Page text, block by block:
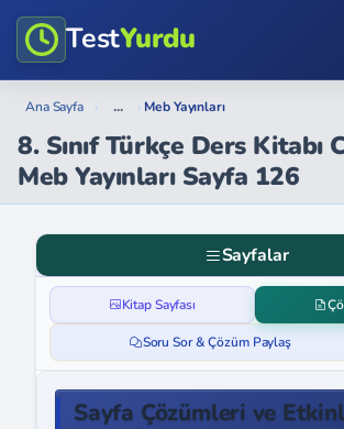
TestYurdu
Ana Sayfa › ... › Meb Yayınları
8. Sınıf Türkçe Ders Kitabı
Meb Yayınları Sayfa 126
Sayfalar
Kitap Sayfası
Soru Sor & Çözüm Paylaş
Sayfa Çözümleri ve